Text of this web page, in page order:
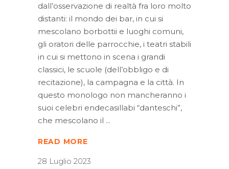
dall’osservazione di realtà fra loro molto
distanti: il mondo dei bar, in cui si
mescolano borbottii e luoghi comuni,
gli oratori delle parrocchie, i teatri stabili
in cui si mettono in scena i grandi
classici, le scuole (dell’obbligo e di
recitazione), la campagna e la città. In
questo monologo non mancheranno i
suoi celebri endecasillabi “danteschi”,
che mescolano il
READ MORE
28 Luglio 2023